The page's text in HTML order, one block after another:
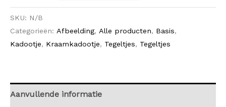
SKU: N/B
Categorieën: Afbeelding, Alle producten, Basis,
Kadootje, Kraamkadootje, Tegeltjes, Tegeltjes
Aanvullende informatie